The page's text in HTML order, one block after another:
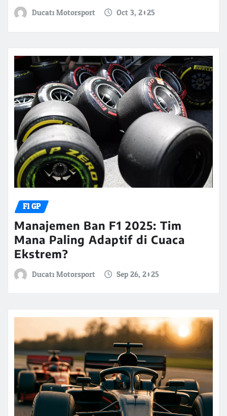
Ducati Motorsport Oct 3, 2025
F1 GP
Manajemen Ban F1 2025: Tim
Mana Paling Adaptif di Cuaca
Ekstrem?
Ducati Motorsport Sep 26, 2025